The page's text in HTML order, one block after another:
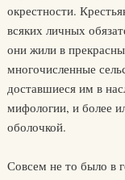
окрестности.
всяких личных
они жили в
многочисленные
доставшиеся им в
мифологии, и более
оболочкой.
Совсем не то было в